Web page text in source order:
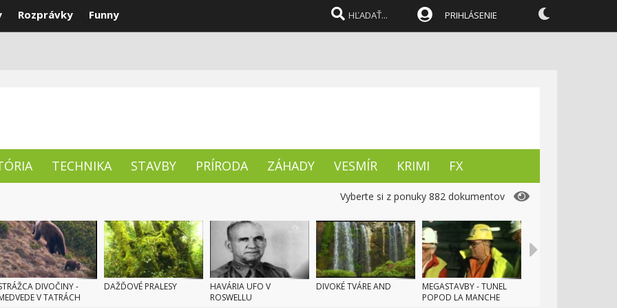
Rozprávky Funny PRIHLÁSENIE
TECHNIKA STAVBY PRÍRODA ZÁHADY VESMÍR KRIMI FX
Vyberte si z ponuky 882 dokumentov
DIVOČINY -
V TATRÁCH
DAŽĎOVÉ PRALESY
HAVÁRIA UFO V
ROSWELLU
DIVOKÉ TVÁRE AND
MEGASTAVBY - TUNEL
POPOD LA MANCHE
Život po živote
0:00
76.
Slovensko - Bratislava v
roku 1958
0:00
77. Stredné Slovensko 1938
78. Bratislava v roku 1961